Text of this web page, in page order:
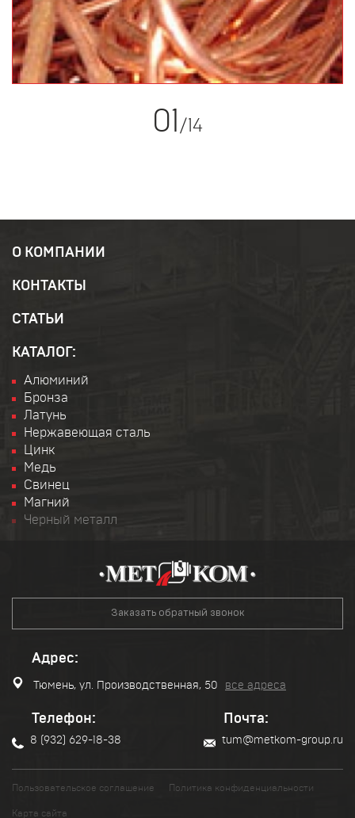
01 / 14
О КОМПАНИИ
КОНТАКТЫ
СТАТЬИ
КАТАЛОГ:
Алюминий
Бронза
Латунь
Нержавеющая сталь
Цинк
Медь
Свинец
Магний
Черный металл
Заказать обратный звонок
Адрес:
Тюмень, ул. Производственная, 50 все адреса
Телефон:
8 (932) 629-18-38
Почта:
tum@metkom-group.ru
Пользовательское соглашение Политика конфиденциальности
Карта сайта